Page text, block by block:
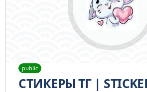
public
СТИКЕРЫ ТГ |